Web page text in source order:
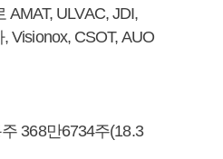
ULVAC, JDI,
CSOT, AUO
368만6734주(18.3